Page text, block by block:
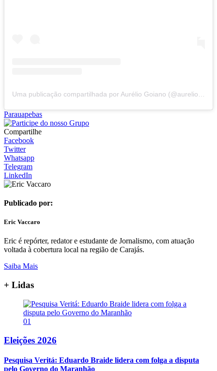
Parauapebas
Compartilhe
Facebook
Twitter
Whatsapp
Telegram
LinkedIn
Publicado por:
Eric Vaccaro
Eric é repórter, redator e estudante de Jornalismo, com atuação
voltada à cobertura local na região de Carajás.
Saiba Mais
+ Lidas
01
Eleições 2026
Pesquisa Veritá: Eduardo Braide lidera com folga a disputa
pelo Governo do Maranhão